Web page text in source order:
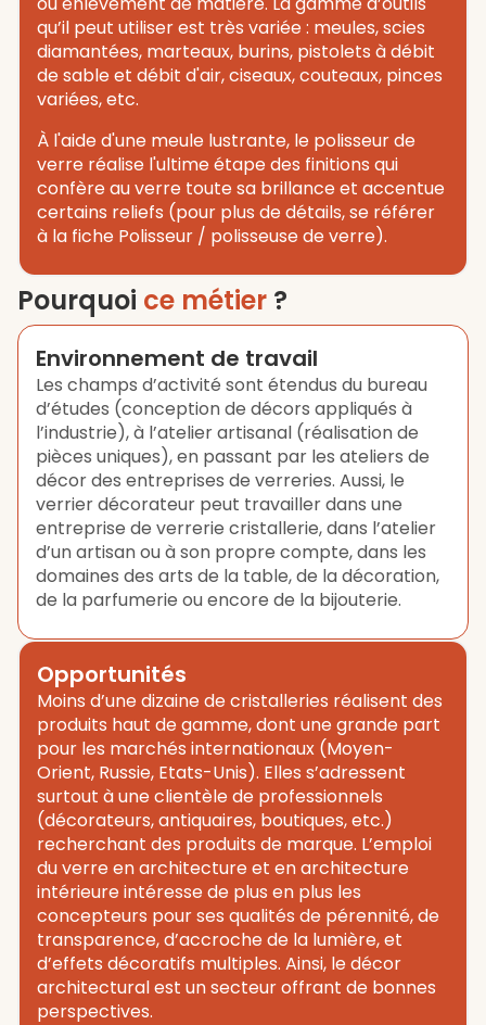
qu’il peut utiliser est très variée : meules, scies
diamantées, marteaux, burins, pistolets à débit
de sable et débit d'air, ciseaux, couteaux, pinces
variées, etc.
À l'aide d'une meule lustrante, le polisseur de
verre réalise l'ultime étape des finitions qui
confère au verre toute sa brillance et accentue
certains reliefs (pour plus de détails, se référer
à la fiche Polisseur / polisseuse de verre).
Pourquoi ce métier ?
Environnement de travail
Les champs d’activité sont étendus du bureau
d’études (conception de décors appliqués à
l’industrie), à l’atelier artisanal (réalisation de
pièces uniques), en passant par les ateliers de
décor des entreprises de verreries. Aussi, le
verrier décorateur peut travailler dans une
entreprise de verrerie cristallerie, dans l’atelier
d’un artisan ou à son propre compte, dans les
domaines des arts de la table, de la décoration,
de la parfumerie ou encore de la bijouterie.
Opportunités
Moins d’une dizaine de cristalleries réalisent des
produits haut de gamme, dont une grande part
pour les marchés internationaux (Moyen-
Orient, Russie, Etats-Unis). Elles s’adressent
surtout à une clientèle de professionnels
(décorateurs, antiquaires, boutiques, etc.)
recherchant des produits de marque. L’emploi
du verre en architecture et en architecture
intérieure intéresse de plus en plus les
concepteurs pour ses qualités de pérennité, de
transparence, d’accroche de la lumière, et
d’effets décoratifs multiples. Ainsi, le décor
architectural est un secteur offrant de bonnes
perspectives.